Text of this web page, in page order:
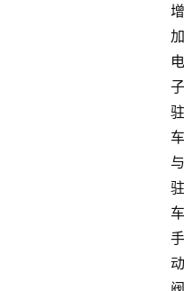
增
加
电
子
驻
车
与
驻
车
手
动